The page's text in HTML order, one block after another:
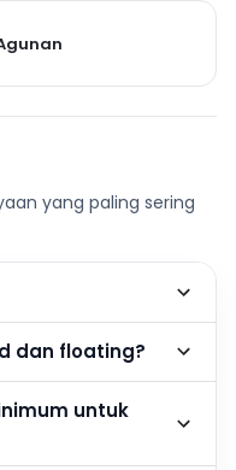
yang paling sering
dan floating?
untuk